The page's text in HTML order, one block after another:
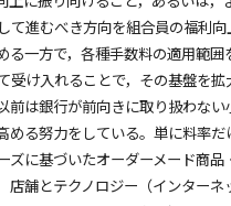
て進むべき方向を組合員の福利向
一方で，各種手数料の適用範囲
受け入れることで，その基盤を拡
前は銀行が前向きに取り扱わない
める努力をしている。単に料率だ
に基づいたオーダーメード商品
舗とテクノロジー（インターネ